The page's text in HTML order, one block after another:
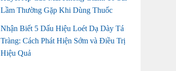
Lầm Thường Gặp Khi Dùng Thuốc
Nhận Biết 5 Dấu Hiệu Loét Dạ Dày Tá
Tràng: Cách Phát Hiện Sớm và Điều Trị
Hiệu Quả